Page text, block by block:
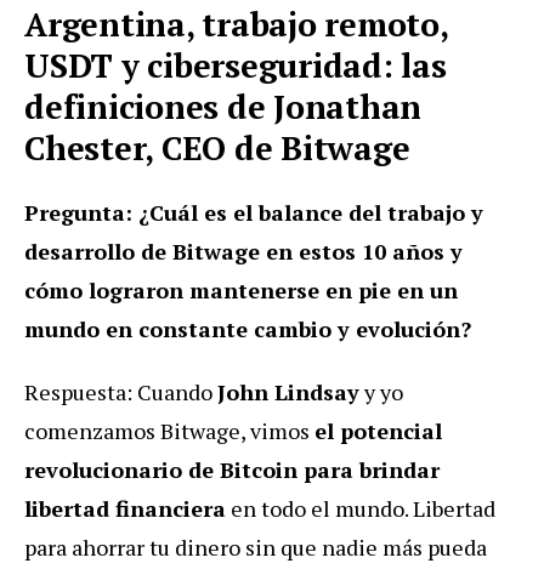
Argentina, trabajo remoto,
USDT y ciberseguridad: las
definiciones de Jonathan
Chester, CEO de Bitwage
Pregunta: ¿Cuál es el balance del trabajo y
desarrollo de Bitwage en estos 10 años y
cómo lograron mantenerse en pie en un
mundo en constante cambio y evolución?
Respuesta: CuandoJohn Lindsayy yo
comenzamos Bitwage, vimos el potencial
revolucionario de Bitcoin para brindar
libertad financiera en todo el mundo. Libertad
para ahorrar tu dinero sin que nadie más pueda